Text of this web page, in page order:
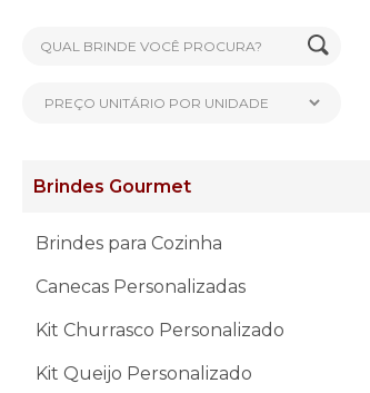
Brindes Gourmet
Brindes para Cozinha
Canecas Personalizadas
Kit Churrasco Personalizado
Kit Queijo Personalizado